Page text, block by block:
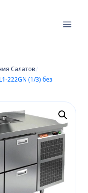
Салатов/
222GN (1/3) без